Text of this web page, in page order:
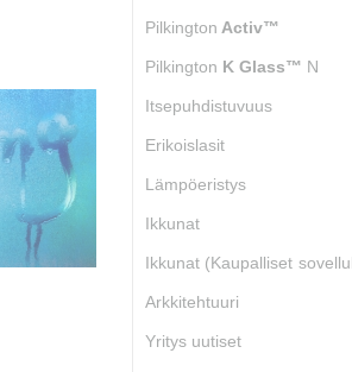
Pilkington Activ™
Pilkington K Glass™ N
Itsepuhdistuvuus
Erikoislasit
Lämpöeristys
Ikkunat
Ikkunat (Kaupalliset
Arkkitehtuuri
Yritys uutiset